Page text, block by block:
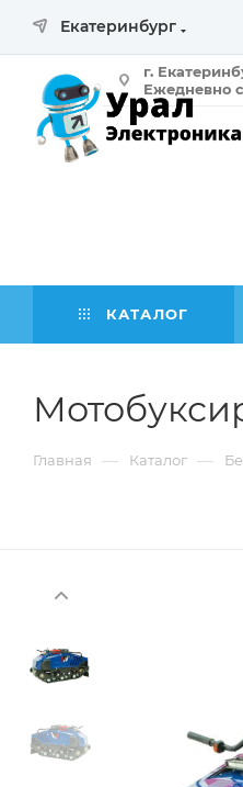
Екатеринбург
г.
Ежедневно
КАТАЛОГ
Главная — Каталог —